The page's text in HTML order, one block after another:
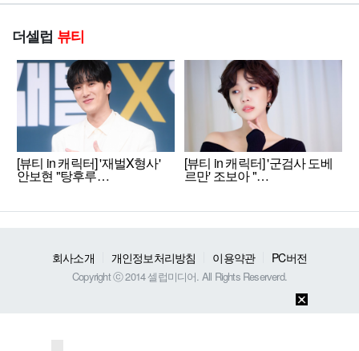
더셀럽 뷰티
[뷰티 in 캐릭터] '재벌X형사'
안보현 "탕후루…
[뷰티 in 캐릭터] '군검사 도베
르만' 조보아 "…
회사소개 개인정보처리방침 이용약관 PC버전
Copyright ⓒ 2014 셀럽미디어. All Rights Reserverd.